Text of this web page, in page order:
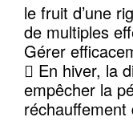
le fruit d’une
de multiples
Gérer
 En hiver, la
empêcher la
réchauffement